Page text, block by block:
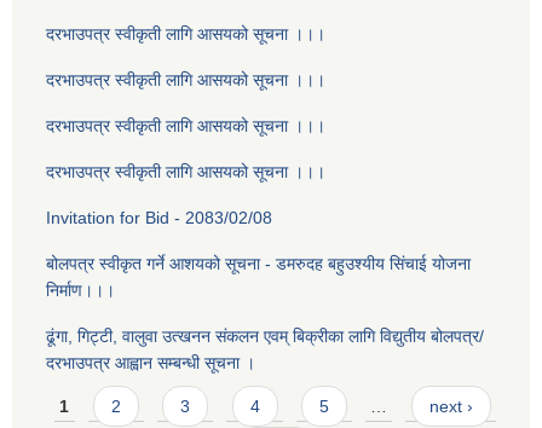
दरभाउपत्र स्वीकृती लागि आसयको सूचना ।।।
दरभाउपत्र स्वीकृती लागि आसयको सूचना ।।।
दरभाउपत्र स्वीकृती लागि आसयको सूचना ।।।
दरभाउपत्र स्वीकृती लागि आसयको सूचना ।।।
Invitation for Bid - 2083/02/08
बोलपत्र स्वीकृत गर्ने आशयको सूचना - डमरुदह बहुउश्यीय सिंचाई योजना
निर्माण।।।
ढूंगा, गिट्टी, वालुवा उत्खनन संकलन एवम् बिक्रीका लागि विद्युतीय बोलपत्र/
दरभाउपत्र आह्वान सम्बन्धी सूचना ।
Pages
1 2 3 4 5 … next ›